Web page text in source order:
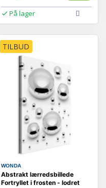
På lager
TILBUD
WONDA
Abstrakt lærredsbillede
Fortryllet i frosten - lodret